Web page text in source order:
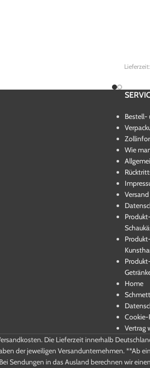
Lieferzeit:
Bestell-
Wie
Versand
Home
Cookie-
Vertrag
Die Lieferzeit innerhalb
der jeweiligen Versandunternehmen. **Ab
Sendungen in das Ausland berechnen wir